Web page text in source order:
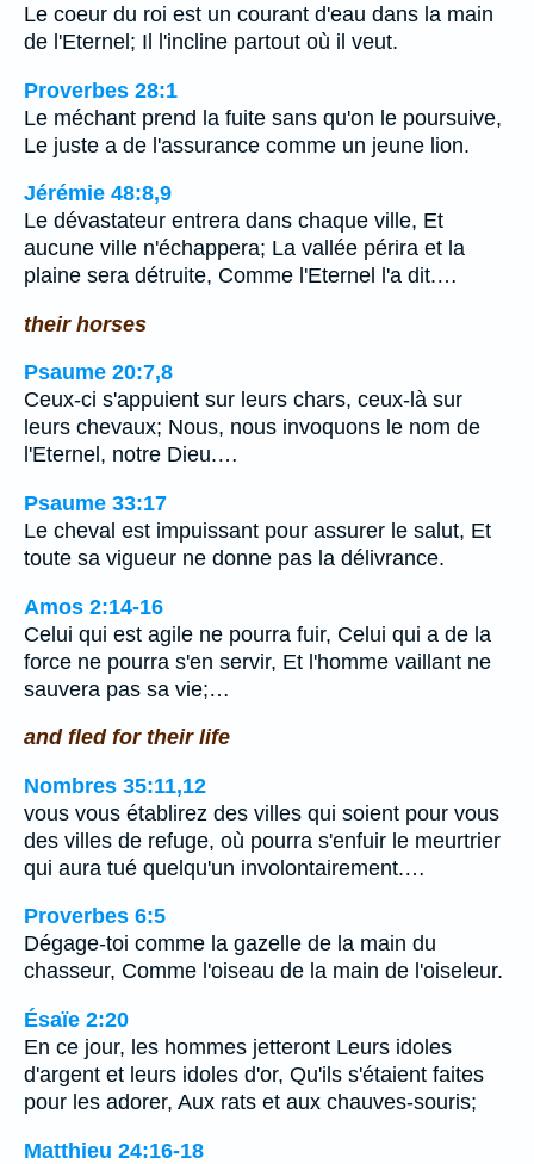
Le coeur du roi est un courant d'eau dans la main
de l'Eternel; Il l'incline partout où il veut.
Proverbes 28:1
Le méchant prend la fuite sans qu'on le poursuive,
Le juste a de l'assurance comme un jeune lion.
Jérémie 48:8,9
Le dévastateur entrera dans chaque ville, Et
aucune ville n'échappera; La vallée périra et la
plaine sera détruite, Comme l'Eternel l'a dit.…
their horses
Psaume 20:7,8
Ceux-ci s'appuient sur leurs chars, ceux-là sur
leurs chevaux; Nous, nous invoquons le nom de
l'Eternel, notre Dieu.…
Psaume 33:17
Le cheval est impuissant pour assurer le salut, Et
toute sa vigueur ne donne pas la délivrance.
Amos 2:14-16
Celui qui est agile ne pourra fuir, Celui qui a de la
force ne pourra s'en servir, Et l'homme vaillant ne
sauvera pas sa vie;…
and fled for their life
Nombres 35:11,12
vous vous établirez des villes qui soient pour vous
des villes de refuge, où pourra s'enfuir le meurtrier
qui aura tué quelqu'un involontairement.…
Proverbes 6:5
Dégage-toi comme la gazelle de la main du
chasseur, Comme l'oiseau de la main de l'oiseleur.
Ésaïe 2:20
En ce jour, les hommes jetteront Leurs idoles
d'argent et leurs idoles d'or, Qu'ils s'étaient faites
pour les adorer, Aux rats et aux chauves-souris;
Matthieu 24:16-18